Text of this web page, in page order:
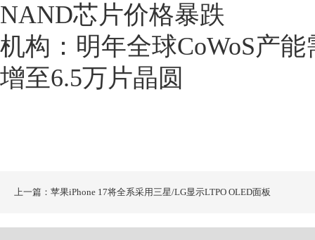
NAND芯片价格暴跌
机构：明年全球CoWoS产
增至6.5万片晶圆
上一篇：苹果iPhone 17将全系采用三星/LG显示LTPO OLED面板